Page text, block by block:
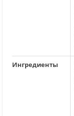
Ингредиенты